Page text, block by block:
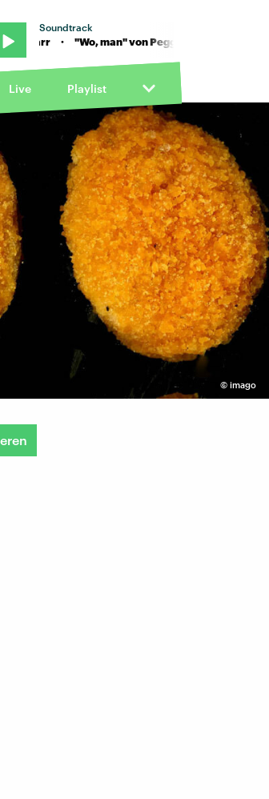
Soundtrack
"Wo, man" von Peggy Gou ft. Ayra Starr · "Wo,
Live Playlist
© imago